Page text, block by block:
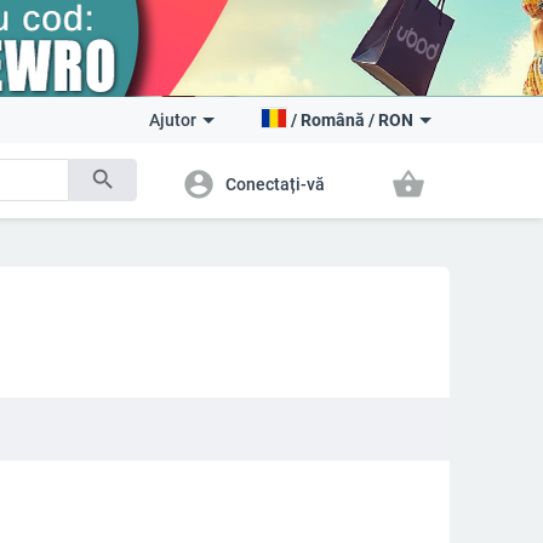
search
Ajutor / Română / RON
account_circle Conectați-vă shopping_basket